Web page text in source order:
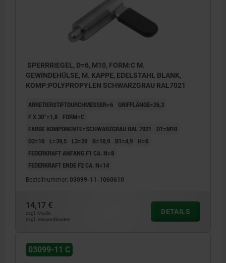
SPERRRIEGEL, D=6, M10, FORM:C M.
GEWINDEHÜLSE, M. KAPPE, EDELSTAHL BLANK,
KOMP:POLYPROPYLEN SCHWARZGRAU RAL7021
ARRETIERSTIFTDURCHMESSER=6
GRIFFLÄNGE=26,3
F X 30°=1,8
FORM=C
FARBE KOMPONENTE=SCHWARZGRAU RAL 7021
D1=M10
D2=10
L=39,5 L3=20 B=10,9 B1=4,9
H=6
FEDERKRAFT ANFANG F1 CA. N=8
FEDERKRAFT ENDE F2 CA. N=14
Bestellnummer: 03099-11-1060610
14,17 €
zzgl. MwSt.
zzgl. Versandkosten
DETAILS
03099-11 C